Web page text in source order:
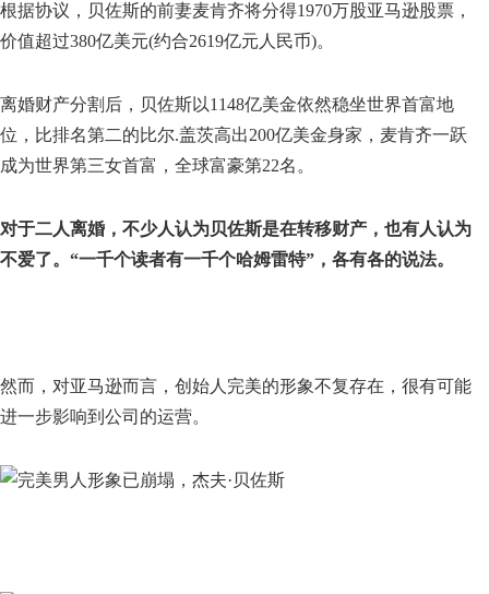
根据协议，贝佐斯的前妻麦肯齐将分得1970万股亚马逊股票，
价值超过380亿美元(约合2619亿元人民币)。
离婚财产分割后，贝佐斯以1148亿美金依然稳坐世界首富地
位，比排名第二的比尔.盖茨高出200亿美金身家，麦肯齐一跃
成为世界第三女首富，全球富豪第22名。
对于二人离婚，不少人认为贝佐斯是在转移财产，也有人认为
不爱了。“一千个读者有一千个哈姆雷特”，各有各的说法。
然而，对亚马逊而言，创始人完美的形象不复存在，很有可能
进一步影响到公司的运营。